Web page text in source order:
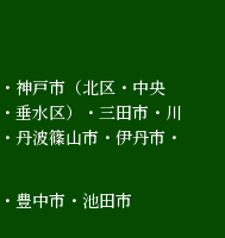
・神戸市（北区 ・ 中央
・垂水区）・三田市 ・ 川
・丹波篠山市 ・伊丹市 ・
・ 豊中市 ・池田市